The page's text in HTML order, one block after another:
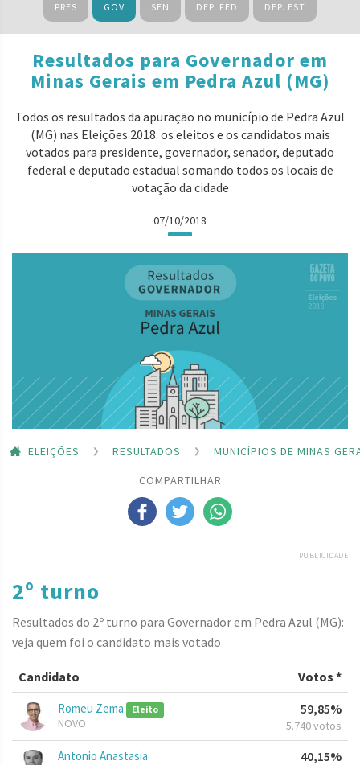
PRES GOV SEN DEP. FED DEP. EST
Resultados para Governador em
Minas Gerais em Pedra Azul (MG)
Todos os resultados da apuração no município de Pedra Azul
(MG) nas Eleições 2018: os eleitos e os candidatos mais
votados para presidente, governador, senador, deputado
federal e deputado estadual somando todos os locais de
votação da cidade
07/10/2018
ELEIÇÕES RESULTADOS
MUNICÍPIOS DE MINAS
COMPARTILHAR
PUBLICIDADE
2º turno
Resultados do 2º turno para Governador em Pedra Azul (MG):
veja quem foi o candidato mais votado
Candidato Votos *
Romeu Zema Eleito
NOVO
59,85%
5.740 votos
Antonio Anastasia 40,15%